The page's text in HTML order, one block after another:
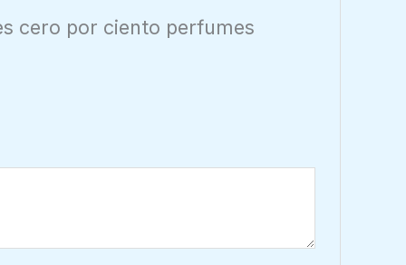
cero por ciento perfumes